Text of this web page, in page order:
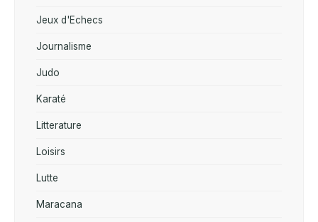
Jeux d'Echecs
Journalisme
Judo
Karaté
Litterature
Loisirs
Lutte
Maracana